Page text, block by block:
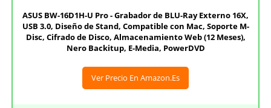
ASUS BW-16D1H-U Pro - Grabador de BLU-Ray Externo 16X,
USB 3.0, Diseño de Stand, Compatible con Mac, Soporte M-
Disc, Cifrado de Disco, Almacenamiento Web (12 Meses),
Nero Backitup, E-Media, PowerDVD
Ver Precio En Amazon.es